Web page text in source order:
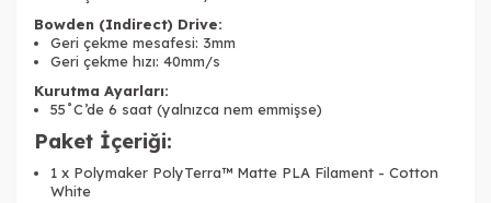
Bowden (Indirect) Drive:
Geri çekme mesafesi: 3mm
Geri çekme hızı: 40mm/s
Kurutma Ayarları:
55˚C’de 6 saat (yalnızca nem emmişse)
Paket İçeriği:
1 x Polymaker PolyTerra™ Matte PLA Filament - Cotton
White